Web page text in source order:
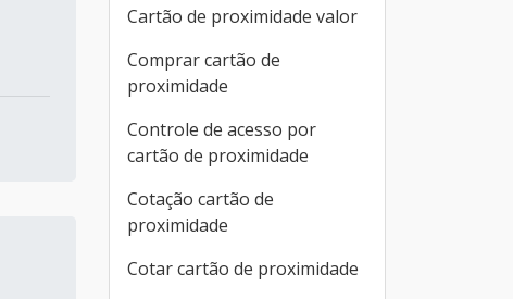
Cartão de proximidade valor
Comprar cartão de
proximidade
Controle de acesso por
cartão de proximidade
Cotação cartão de
proximidade
Cotar cartão de proximidade